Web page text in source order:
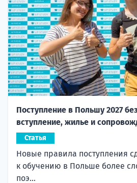
Поступление в Польшу 2027
вступление, жилье и
Статья
Новые правила поступления
к обучению в Польше более
поэ...